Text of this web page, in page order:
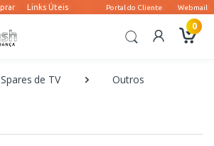
0
Spares de TV Outros